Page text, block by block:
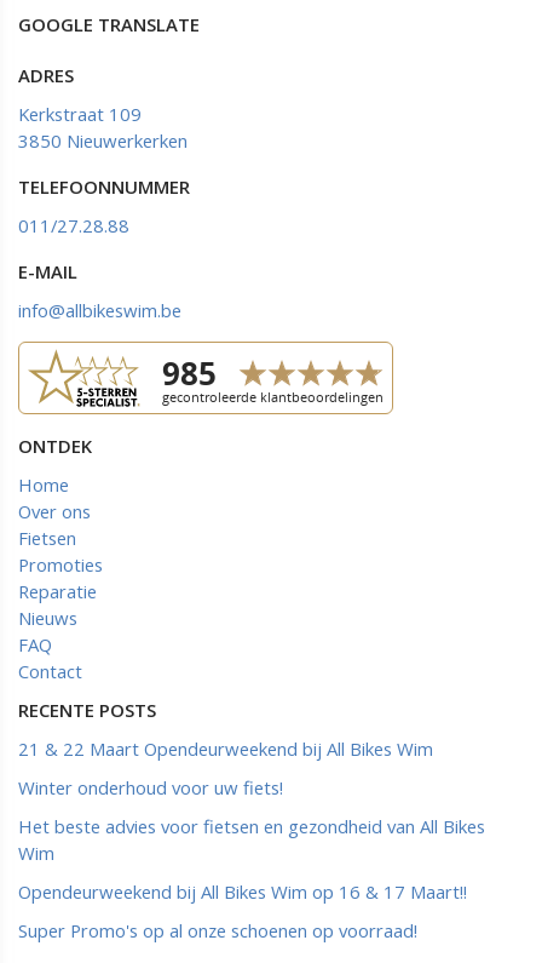
GOOGLE TRANSLATE
ADRES
Kerkstraat 109
3850 Nieuwerkerken
TELEFOONNUMMER
011/27.28.88
E-MAIL
info@allbikeswim.be
ONTDEK
Home
Over ons
Fietsen
Promoties
Reparatie
Nieuws
FAQ
Contact
RECENTE POSTS
21 & 22 Maart Opendeurweekend bij All Bikes Wim
Winter onderhoud voor uw fiets!
Het beste advies voor fietsen en gezondheid van All Bikes
Wim
Opendeurweekend bij All Bikes Wim op 16 & 17 Maart!!
Super Promo's op al onze schoenen op voorraad!